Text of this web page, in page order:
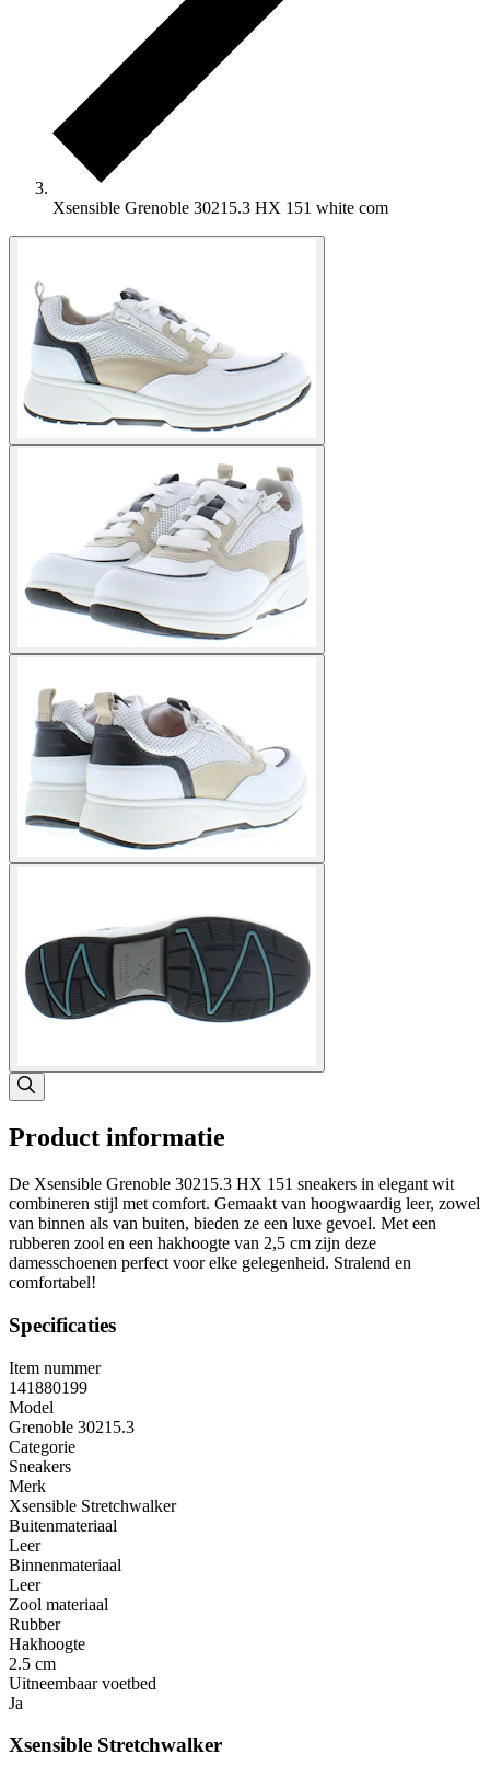
Xsensible Grenoble 30215.3 HX 151 white com
Product informatie
De Xsensible Grenoble 30215.3 HX 151 sneakers in elegant wit
combineren stijl met comfort. Gemaakt van hoogwaardig leer, zowel
van binnen als van buiten, bieden ze een luxe gevoel. Met een
rubberen zool en een hakhoogte van 2,5 cm zijn deze
damesschoenen perfect voor elke gelegenheid. Stralend en
comfortabel!
Specificaties
Item nummer
141880199
Model
Grenoble 30215.3
Categorie
Sneakers
Merk
Xsensible Stretchwalker
Buitenmateriaal
Leer
Binnenmateriaal
Leer
Zool materiaal
Rubber
Hakhoogte
2.5 cm
Uitneembaar voetbed
Ja
Xsensible Stretchwalker